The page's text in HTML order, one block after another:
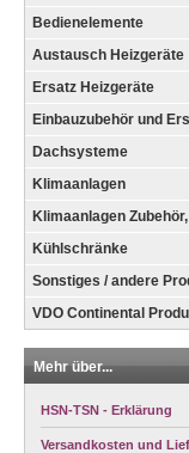
Bedienelemente
Austausch Heizgeräte
Ersatz Heizgeräte
Einbauzubehör und
Dachsysteme
Klimaanlagen
Klimaanlagen
Kühlschränke
Sonstiges / andere
VDO Continental
Mehr über...
HSN-TSN - Erklärung
Versandkosten und